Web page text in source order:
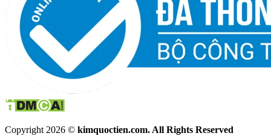
Copyright 2026 © kimquoctien.com. All Rights Reserved